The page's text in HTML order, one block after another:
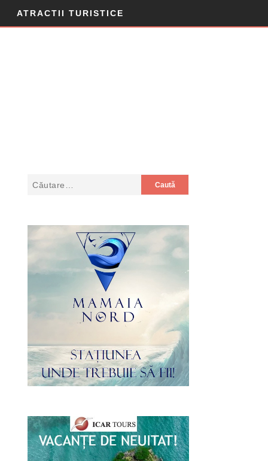
ATRACTII TURISTICE